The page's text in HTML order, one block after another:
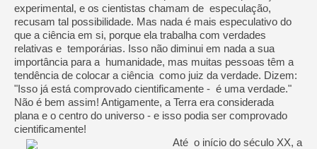
experimental, e os cientistas chamam de especulação,
recusam tal possibilidade. Mas nada é mais especulativo do
que a ciência em si, porque ela trabalha com verdades
relativas e temporárias. Isso não diminui em nada a sua
importância para a humanidade, mas muitas pessoas têm a
tendência de colocar a ciência como juiz da verdade. Dizem:
"Isso já está comprovado cientificamente - é uma verdade."
Não é bem assim! Antigamente, a Terra era considerada
plana e o centro do universo - e isso podia ser comprovado
cientificamente!
Até o início do século XX, a